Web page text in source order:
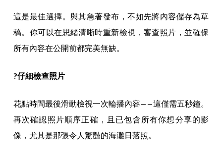
這是最佳選擇。與其急著發布，不如先將內容儲存為草
稿。你可以在思緒清晰時重新檢視，審查照片，並確保
所有內容在公開前都完美無缺。
?仔細檢查照片
花點時間最後滑動檢視一次輪播內容——這僅需五秒鐘。
再次確認照片順序正確，且已包含所有你想分享的影
像，尤其是那張令人驚豔的海灘日落照。